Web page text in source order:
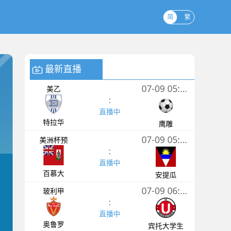
简 繁
最新直播
美乙
特拉华
:
直播中
07-09 05:00
鹰雕
美洲杯预
百慕大
:
直播中
07-09 05:30
安提瓜
玻利甲
奥鲁罗
:
直播中
07-09 06:00
宾托大学生